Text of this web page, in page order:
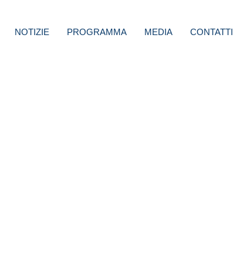
NOTIZIE PROGRAMMA MEDIA CONTATTI